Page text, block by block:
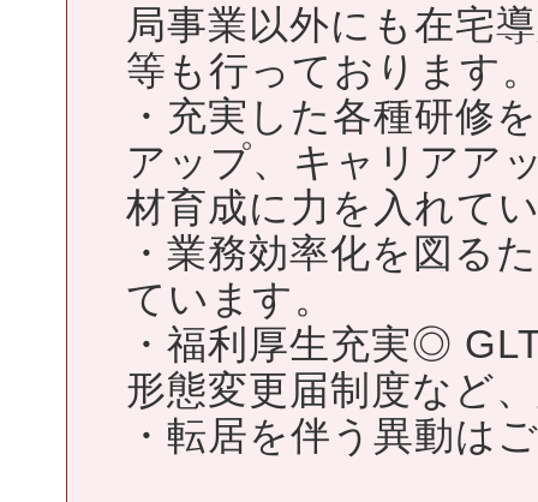
局事業以外にも在宅
等も行っております
・充実した各種研修
アップ、キャリアア
材育成に力を入れて
・業務効率化を図る
ています。
・福利厚生充実◎
形態変更届制度など
・転居を伴う異動は